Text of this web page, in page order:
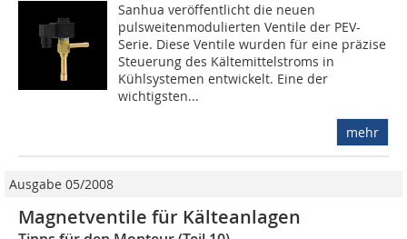
Sanhua veröffentlicht die neuen
pulsweitenmodulierten Ventile der PEV-
Serie. Diese Ventile wurden für eine präzise
Steuerung des Kältemittelstroms in
Kühlsystemen entwickelt. Eine der
wichtigsten...
mehr
Ausgabe 05/2008
Magnetventile für Kälteanlagen